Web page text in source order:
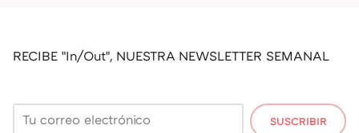
RECIBE "In/Out", NUESTRA NEWSLETTER SEMANAL
SUSCRIBIR